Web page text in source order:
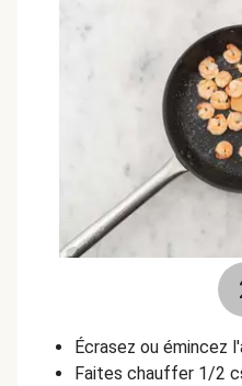
Écrasez ou émincez
Faites chauffer 1/2